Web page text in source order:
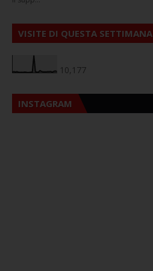
VISITE DI QUESTA SETTIMANA
10,177
INSTAGRAM